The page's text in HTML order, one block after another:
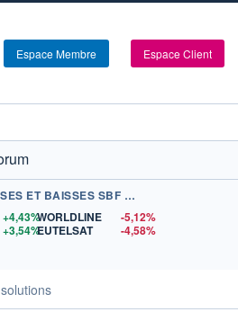
Espace Membre Espace Client
+ FORTES HAUSSES ET BAISSES SBF 120
+4,43%
+3,54%
WORLDLINE
-5,12%
EUTELSAT
-4,58%